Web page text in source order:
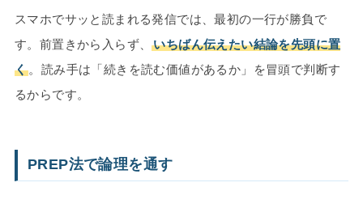
スマホでサッと読まれる発信では、最初の一行が勝負で
す。前置きから入らず、いちばん伝えたい結論を先頭に置
く 。読み手は「続きを読む価値があるか」を冒頭で判断す
るからです。
PREP法で論理を通す